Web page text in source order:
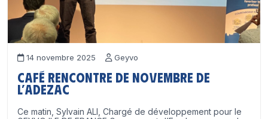
14 novembre 2025 Geyvo
Café Rencontre de Novembre de
l’ADEZAC
Ce matin, Sylvain ALI, Chargé de développement pour le